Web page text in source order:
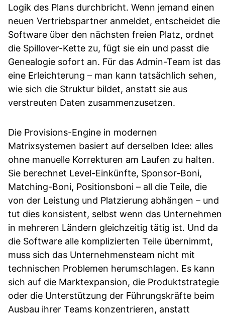
Logik des Plans durchbricht. Wenn jemand einen
neuen Vertriebspartner anmeldet, entscheidet die
Software über den nächsten freien Platz, ordnet
die Spillover-Kette zu, fügt sie ein und passt die
Genealogie sofort an. Für das Admin-Team ist das
eine Erleichterung – man kann tatsächlich sehen,
wie sich die Struktur bildet, anstatt sie aus
verstreuten Daten zusammenzusetzen.
Die Provisions-Engine in modernen
Matrixsystemen basiert auf derselben Idee: alles
ohne manuelle Korrekturen am Laufen zu halten.
Sie berechnet Level-Einkünfte, Sponsor-Boni,
Matching-Boni, Positionsboni – all die Teile, die
von der Leistung und Platzierung abhängen – und
tut dies konsistent, selbst wenn das Unternehmen
in mehreren Ländern gleichzeitig tätig ist. Und da
die Software alle komplizierten Teile übernimmt,
muss sich das Unternehmensteam nicht mit
technischen Problemen herumschlagen. Es kann
sich auf die Marktexpansion, die Produktstrategie
oder die Unterstützung der Führungskräfte beim
Ausbau ihrer Teams konzentrieren, anstatt